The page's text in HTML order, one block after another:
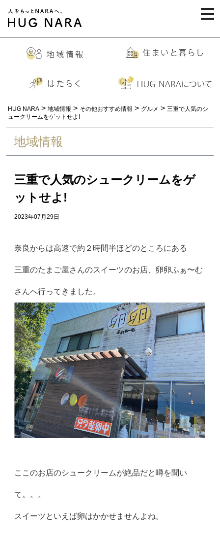
HUG NARA > 地域情報 > その他おすすめ情報 > グルメ > 三重で人気のシ
ュークリームをゲットせよ!
地域情報
三重で人気のシュークリームをゲ
ットせよ!
2023年07月29日
奈良からは高速で約２時間半ほどのところにある
三重のたまご屋さんのスイーツのお店、卵卵ふぁ〜む
さんへ行ってきました。
ここのお店のシュークリームが絶品だと噂を聞い
て。。。
スイーツといえば卵はかかせませんよね。